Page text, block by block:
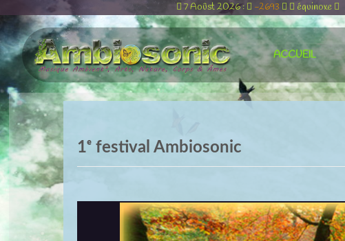
7 Aoûst 2026 : -2693 équinoxe
ACCUEIL
1ᵉ festival Ambiosonic